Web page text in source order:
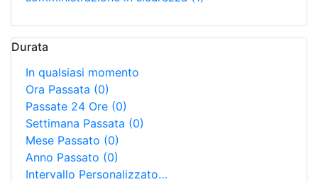
Durata
In qualsiasi momento
Ora Passata (0)
Passate 24 Ore (0)
Settimana Passata (0)
Mese Passato (0)
Anno Passato (0)
Intervallo Personalizzato…